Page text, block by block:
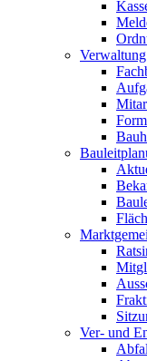
Verwaltung
Ver- und